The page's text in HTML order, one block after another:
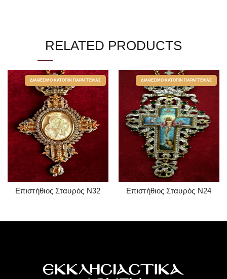
RELATED PRODUCTS
ΔΙΑΘΈΣΙΜΟ ΚΑΤΌΠΙΝ ΠΑΡΑΓΓΕΛΊΑΣ
READ MORE
Επιστήθιος Σταυρός Ν32
ΔΙΑΘΈΣΙΜΟ ΚΑΤΌΠΙΝ ΠΑΡΑΓΓΕΛΊΑΣ
READ MORE
Επιστήθιος Σταυρός Ν24